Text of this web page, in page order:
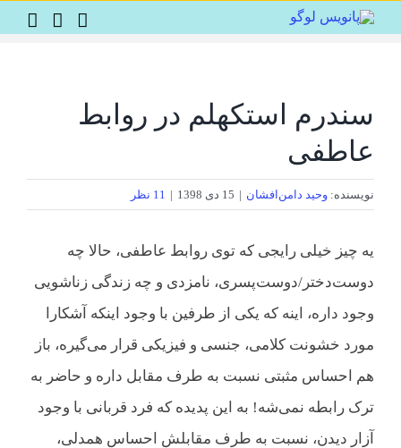
to
سندرم استکهلم در روابط
عاطفی
نویسنده: وحید دامن‌افشان | 15 دی 1398 | 11 نظر
یه چیز خیلی رایجی که توی روابط عاطفی، حالا چه
دوست‌دختر/دوست‌پسری، نامزدی و چه زندگی زناشویی
وجود داره، اینه که یکی از طرفین با وجود اینکه آشکارا
مورد خشونت کلامی، جنسی و فیزیکی قرار می‌گیره، باز
هم احساس مثبتی نسبت به طرف مقابل داره و حاضر به
ترک رابطه نمی‌شه! به این پدیده که فرد قربانی با وجود
آزار دیدن، نسبت به طرف مقابلش احساس همدلی،